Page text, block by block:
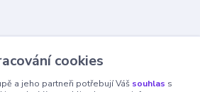
cookies
a jeho partneři potřebují Váš souhlas s